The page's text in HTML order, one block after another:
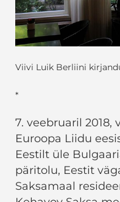
Viivi Luik Berliini
*
7. veebruaril 2018,
Euroopa Liidu
Eestilt üle
päritolu, Eestit
Saksamaal